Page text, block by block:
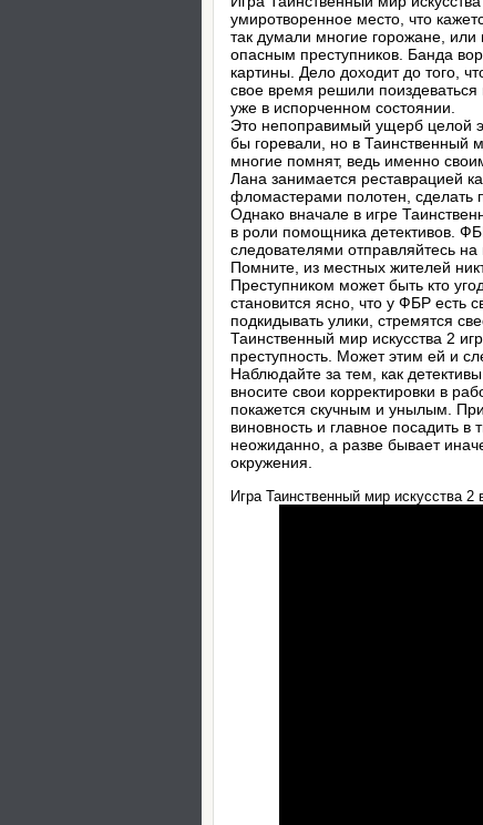
умиротворенное место, что
так думали многие горожане, или
опасным преступников. Банда
картины. Дело доходит до того,
свое время решили
уже в испорченном состоянии.
Это непоправимый ущерб целой
бы горевали, но в Таинственный
многие помнят, ведь именно
Лана занимается реставрацией
фломастерами полотен, сделать
Однако вначале в игре
в роли помощника детективов.
следователями отправляйтесь
Помните, из местных жителей
Преступником может быть кто
становится ясно, что у ФБР есть
подкидывать улики, стремятся
Таинственный мир искусства 2
преступность. Может этим ей и
Наблюдайте за тем, как
вносите свои корректировки в
покажется скучным и унылым.
виновность и главное посадить
неожиданно, а разве бывает
окружения.
Игра Таинственный мир искусства 2